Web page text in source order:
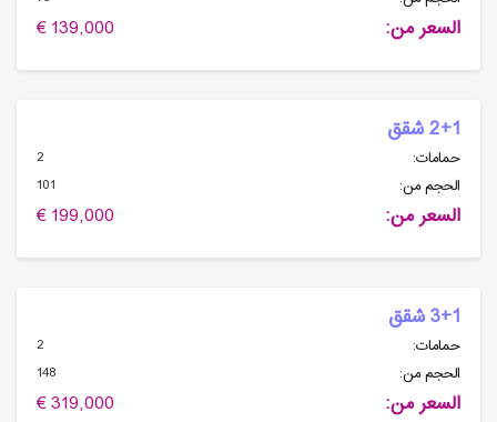
السعر من: 139,000 €
2+1 شقق
حمامات:
2
الحجم من:
101
السعر من: 199,000 €
3+1 شقق
حمامات:
2
الحجم من:
148
السعر من: 319,000 €